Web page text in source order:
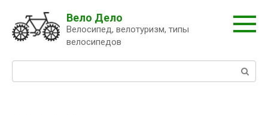
контенту
Вело Дело
Велосипед, велотуризм, типы
велосипедов